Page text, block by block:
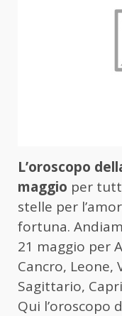
L’oroscopo
maggio per
stelle per
fortuna.
21 maggio per
Cancro, Leone,
Sagittario,
Qui l’oroscopo